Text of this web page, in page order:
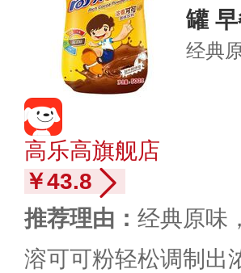
罐
经典
高乐高旗舰店
￥43.8
推荐理由： 经典原味
溶可可粉轻松调制出